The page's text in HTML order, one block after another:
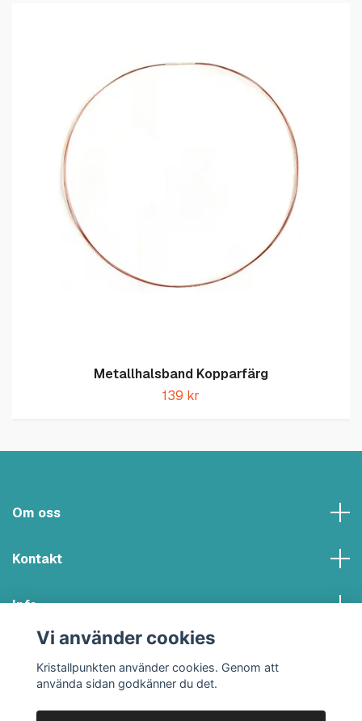
Metallhalsband Kopparfärg
139 kr
Om oss
Kontakt
Info
Vi använder cookies
Kristallpunkten använder cookies. Genom att
använda sidan godkänner du det.